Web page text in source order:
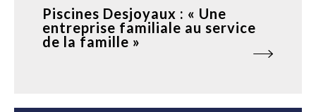
Piscines Desjoyaux : « Une
entreprise familiale au service
de la famille »